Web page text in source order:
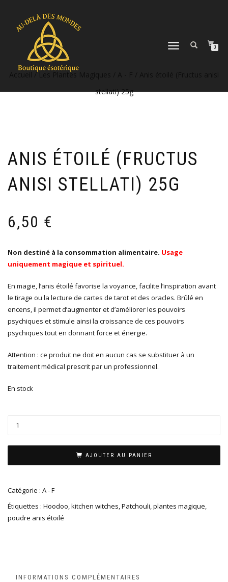
DÉPLIER
0
/ Les Plantes Magiques
stellati) 25g
ANIS ÉTOILÉ (FRUCTUS
ANISI STELLATI) 25G
6,50 €
Non destiné à la consommation alimentaire. Usage
uniquement magique et spirituel.
En magie, l’anis étoilé favorise la voyance, facilite l’inspiration avant
le tirage ou la lecture de cartes de tarot et des oracles. Brûlé en
encens, il permet d’augmenter et d’améliorer les pouvoirs
psychiques et stimule ainsi la croissance de ces pouvoirs
psychiques tout en donnant force et énergie.
Attention : ce produit ne doit en aucun cas se substituer à un
traitement médical prescrit par un professionnel.
En stock
AJOUTER AU PANIER
Catégorie : A - F
Étiquettes : Hoodoo,kitchen witches,Patchouli,plantes magique,
poudre anis étoilé
INFORMATIONS COMPLÉMENTAIRES